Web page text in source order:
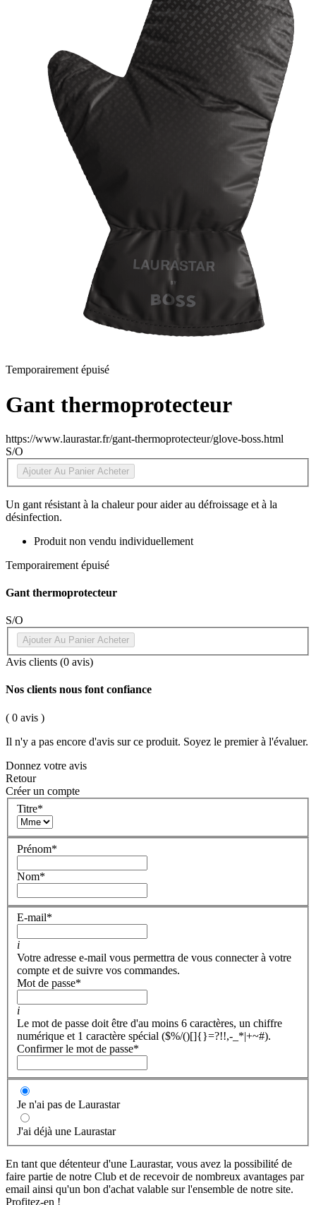
Temporairement épuisé
Gant thermoprotecteur
https://www.laurastar.fr/gant-thermoprotecteur/glove-boss.html
S/O
Ajouter Au Panier Acheter
Un gant résistant à la chaleur pour aider au défroissage et à la
désinfection.
Produit non vendu individuellement
Temporairement épuisé
Gant thermoprotecteur
S/O
Ajouter Au Panier Acheter
Avis clients (0 avis)
Nos clients nous font confiance
( 0 avis )
Il n'y a pas encore d'avis sur ce produit. Soyez le premier à l'évaluer.
Donnez votre avis
Retour
Créer un compte
Titre*
Prénom*
Nom*
E-mail*
i
Votre adresse e-mail vous permettra de vous connecter à votre
compte et de suivre vos commandes.
Mot de passe*
i
Le mot de passe doit être d'au moins 6 caractères, un chiffre
numérique et 1 caractère spécial ($%/()[]{}=?!!,-_*|+~#).
Confirmer le mot de passe*
Je n'ai pas de Laurastar
J'ai déjà une Laurastar
En tant que détenteur d'une Laurastar, vous avez la possibilité de
faire partie de notre Club et de recevoir de nombreux avantages par
email ainsi qu'un bon d'achat valable sur l'ensemble de notre site.
Profitez-en !